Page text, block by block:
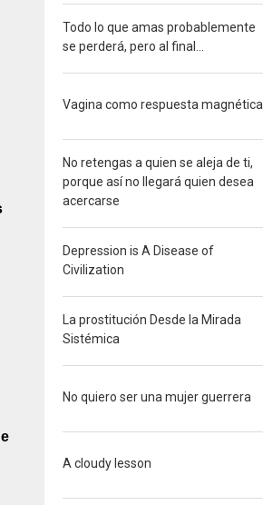
Todo lo que amas probablemente
se perderá, pero al final...
Vagina como respuesta magnética
No retengas a quien se aleja de ti,
porque así no llegará quien desea
acercarse
Depression is A Disease of
Civilization
La prostitución Desde la Mirada
Sistémica
No quiero ser una mujer guerrera
A cloudy lesson